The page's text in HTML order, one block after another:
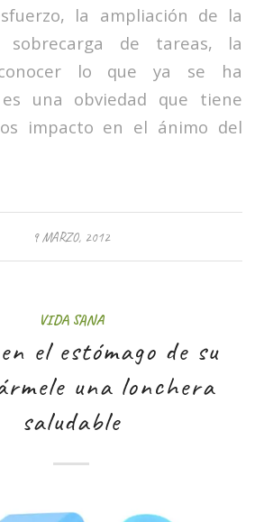
la ampliación de la
sobrecarga de tareas, la
lo que ya se ha
es una obviedad que tiene
impacto en el ánimo del
9 MARZO, 2012
VIDA SANA
el estómago de su
una lonchera
saludable